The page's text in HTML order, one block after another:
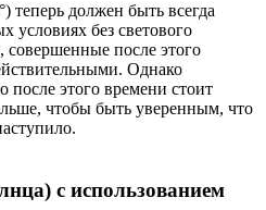
должен быть всегда
условиях без светового
совершенные после этого
Однако
после этого времени стоит
чтобы быть уверенным, что
с использованием